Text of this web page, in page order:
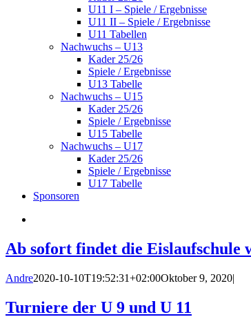
U11 I – Spiele / Ergebnisse
U11 II – Spiele / Ergebnisse
U11 Tabellen
Nachwuchs – U13
Kader 25/26
Spiele / Ergebnisse
U13 Tabelle
Nachwuchs – U15
Kader 25/26
Spiele / Ergebnisse
U15 Tabelle
Nachwuchs – U17
Kader 25/26
Spiele / Ergebnisse
U17 Tabelle
Sponsoren
Ab sofort findet die Eislaufschule
Andre2020-10-10T19:52:31+02:00Oktober 9, 2020|
Turniere der U 9 und U 11